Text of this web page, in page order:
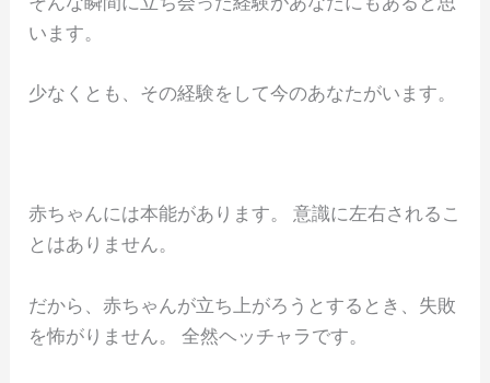
います。
少なくとも、その経験をして今のあなたがいます。
赤ちゃんには本能があります。 意識に左右されるこ
とはありません。
だから、赤ちゃんが立ち上がろうとするとき、失敗
を怖がりません。 全然ヘッチャラです。